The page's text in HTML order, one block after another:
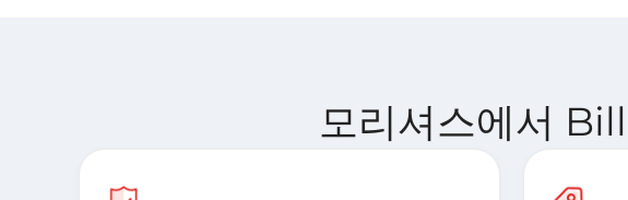
모리셔스에서